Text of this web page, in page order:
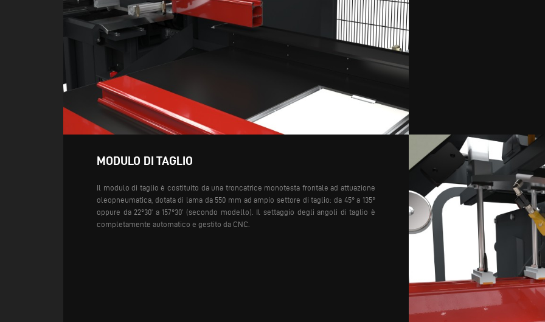
MODULO DI TAGLIO
Il modulo di taglio è costituito da una troncatrice monotesta frontale ad attuazione
oleopneumatica, dotata di lama da 550 mm ad ampio settore di taglio: da 45° a 135°
oppure da 22°30’ a 157°30’ (secondo modello). Il settaggio degli angoli di taglio è
completamente automatico e gestito da CNC.